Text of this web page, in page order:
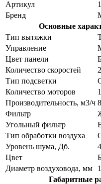
Артикул
Бренд
Основные
Тип вытяжки
Управление
Цвет панели
Количество скоростей
2
Тип подсветки
Количество моторов
1
Производительность, м3/ч
Фильтр
Угольный фильтр
Тип обработки воздуха
Уровень шума, Дб.
Цвет
Диаметр воздуховода, мм
Габаритные